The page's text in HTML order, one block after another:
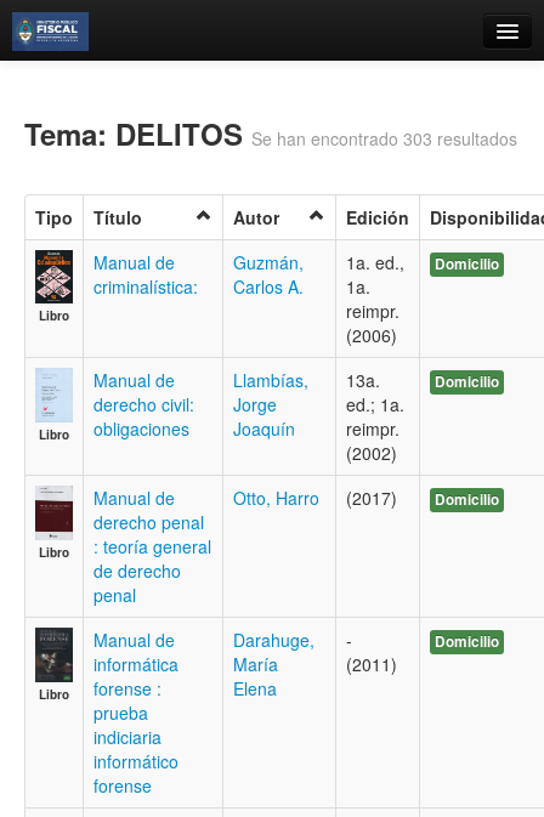
Búsqueda Avanzada
Contacto
Tema: DELITOS Se han encontrado 303 resultados
Tipo Título Autor Edición
Libro
Manual de
criminalística:
Guzmán,
Carlos A.
1a. ed.,
1a.
reimpr.
(2006)
Domicilio
Libro
Manual de
derecho civil:
obligaciones
Llambías,
Jorge
Joaquín
13a.
ed.; 1a.
reimpr.
(2002)
Domicilio
Libro
Manual de
derecho penal
: teoría general
de derecho
penal
Otto, Harro (2017) Domicilio
Libro
Manual de
informática
forense :
prueba
indiciaria
informático
forense
Darahuge,
María
Elena
-
(2011)
Domicilio